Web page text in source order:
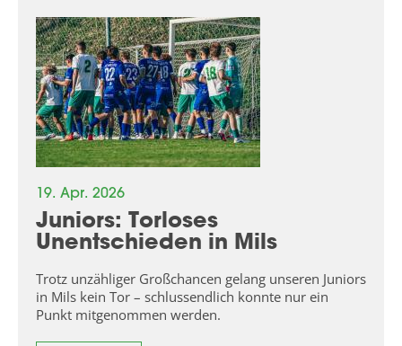
19. Apr. 2026
Juniors: Torloses
Unentschieden in Mils
Trotz unzähliger Großchancen gelang unseren Juniors
in Mils kein Tor – schlussendlich konnte nur ein
Punkt mitgenommen werden.